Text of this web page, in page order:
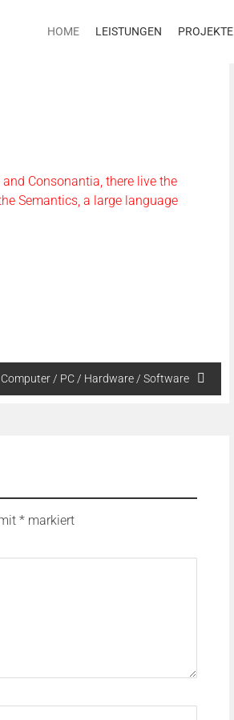
HOME LEISTUNGEN PROJEKTE
Consonantia, there live the
Semantics, a large language
Computer / PC / Hardware / Software
* markiert